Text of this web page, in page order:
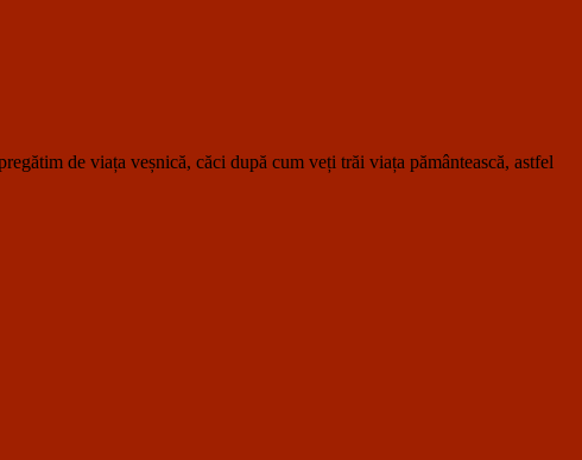
de viața veșnică, căci după cum veți trăi viața pământească, astfel